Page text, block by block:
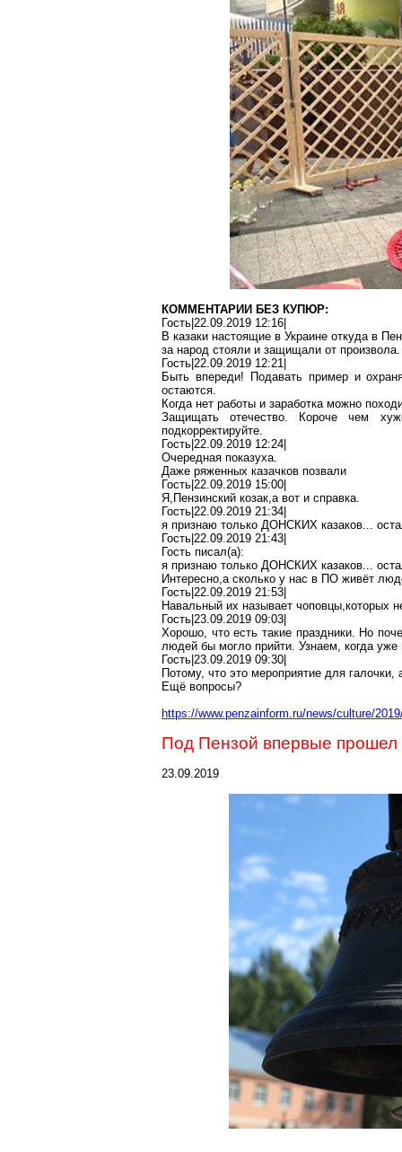
КОММЕНТАРИИ БЕЗ КУПЮР:
Гость|22.09.2019 12:16|
В казаки настоящие в Украине откуда в
за народ стояли и защищали от
Гость|22.09.2019 12:21|
Быть впереди! Подавать пример и
остаются.
Когда нет работы и заработка можно
Защищать отечество. Короче чем
подкорректируйте.
Гость|22.09.2019 12:24|
Очередная показуха.
Даже ряженных казачков позвали
Гость|22.09.2019 15:00|
Я,Пензинский козак,авот и справка.
Гость|22.09.2019 21:34|
я признаю только ДОНСКИХ казаков...
Гость|22.09.2019 21:43|
Гость писал(a):
я признаю только ДОНСКИХ казаков...
Интересно,асколько у нас в ПО живёт
Гость|22.09.2019 21:53|
Навальный их называет чоповцы,которых
Гость|23.09.2019 09:03|
Хорошо, что есть такие праздники. Но
людей бы могло прийти. Узнаем, когда
Гость|23.09.2019 09:30|
Потому, что это мероприятие для
Ещё вопросы?
https://www.penzainform.ru/news/culture/
Под Пензой впервые прошел
23.09.2019